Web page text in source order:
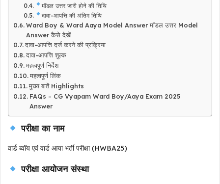
मॉडल उत्तर जारी होने की तिथि
दावा-आपत्ति की अंतिम तिथि
Ward Boy & Ward Aaya Model Answer मॉडल उत्तर Model
Answer कैसे देखें
दावा-आपत्ति दर्ज करने की प्रक्रिया
दावा-आपत्ति शुल्क
महत्वपूर्ण निर्देश
महत्वपूर्ण लिंक
मुख्य बातें Highlights
FAQs – CG Vyapam Ward Boy/Aaya Exam 2025
Answer
परीक्षा का नाम
वार्ड ब्वॉय एवं वार्ड आया भर्ती परीक्षा (HWBA25)
परीक्षा आयोजन संस्था